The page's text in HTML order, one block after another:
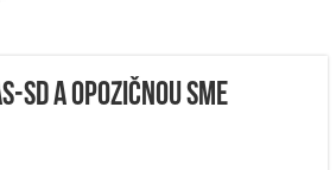
a opozičnou Sme